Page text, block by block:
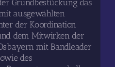
Grundbestückung das
ausgewählten
der Koordination
dem Mitwirken der
mit Bandleader
des